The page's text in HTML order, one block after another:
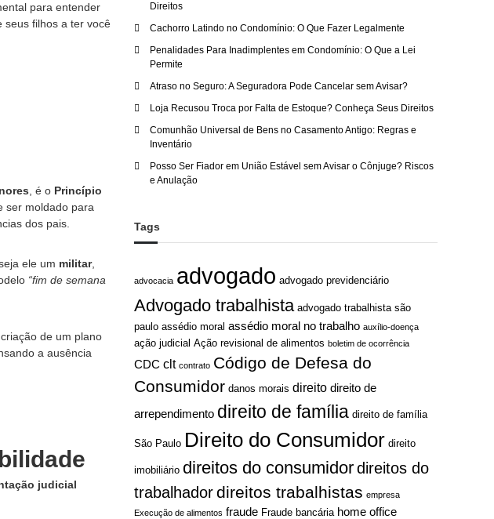
para entender
seus filhos a ter você
, é o Princípio
ser moldado para
dos pais.
ele um militar,
“fim de semana
criação de um plano
a ausência
judicial
Direitos
Cachorro Latindo no Condomínio: O Que Fazer Legalmente
Penalidades Para Inadimplentes em Condomínio: O Que a Lei
Permite
Atraso no Seguro: A Seguradora Pode Cancelar sem Avisar?
Loja Recusou Troca por Falta de Estoque? Conheça Seus Direitos
Comunhão Universal de Bens no Casamento Antigo: Regras e
Inventário
Posso Ser Fiador em União Estável sem Avisar o Cônjuge? Riscos
e Anulação
Tags
advocacia advogado advogado previdenciário
Advogado trabalhista advogado trabalhista são
paulo assédio moral assédio moral no trabalho auxílio-doença
ação judicial Ação revisional de alimentos boletim de ocorrência
CDC clt contrato Código de Defesa do
Consumidor danos morais direito direito de
arrependimento direito de família direito de família
São Paulo Direito do Consumidor direito
imobiliário direitos do consumidordireitos do
trabalhadordireitos trabalhistas empresa
Execução de alimentos fraude Fraude bancária home office